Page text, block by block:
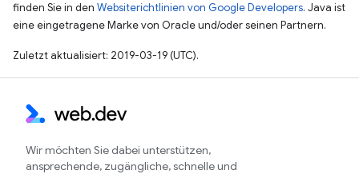
finden Sie in den Websiterichtlinien von Google Developers. Java ist
eine eingetragene Marke von Oracle und/oder seinen Partnern.
Zuletzt aktualisiert: 2019-03-19 (UTC).
Wir möchten Sie dabei unterstützen,
ansprechende, zugängliche, schnelle und